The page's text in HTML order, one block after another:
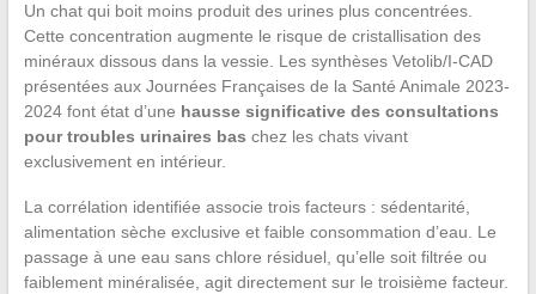
Un chat qui boit moins produit des urines plus concentrées.
Cette concentration augmente le risque de cristallisation des
minéraux dissous dans la vessie. Les synthèses Vetolib/I-CAD
présentées aux Journées Françaises de la Santé Animale 2023-
2024 font état d’une hausse significative des consultations
pour troubles urinaires bas chez les chats vivant
exclusivement en intérieur.
La corrélation identifiée associe trois facteurs : sédentarité,
alimentation sèche exclusive et faible consommation d’eau. Le
passage à une eau sans chlore résiduel, qu’elle soit filtrée ou
faiblement minéralisée, agit directement sur le troisième facteur.